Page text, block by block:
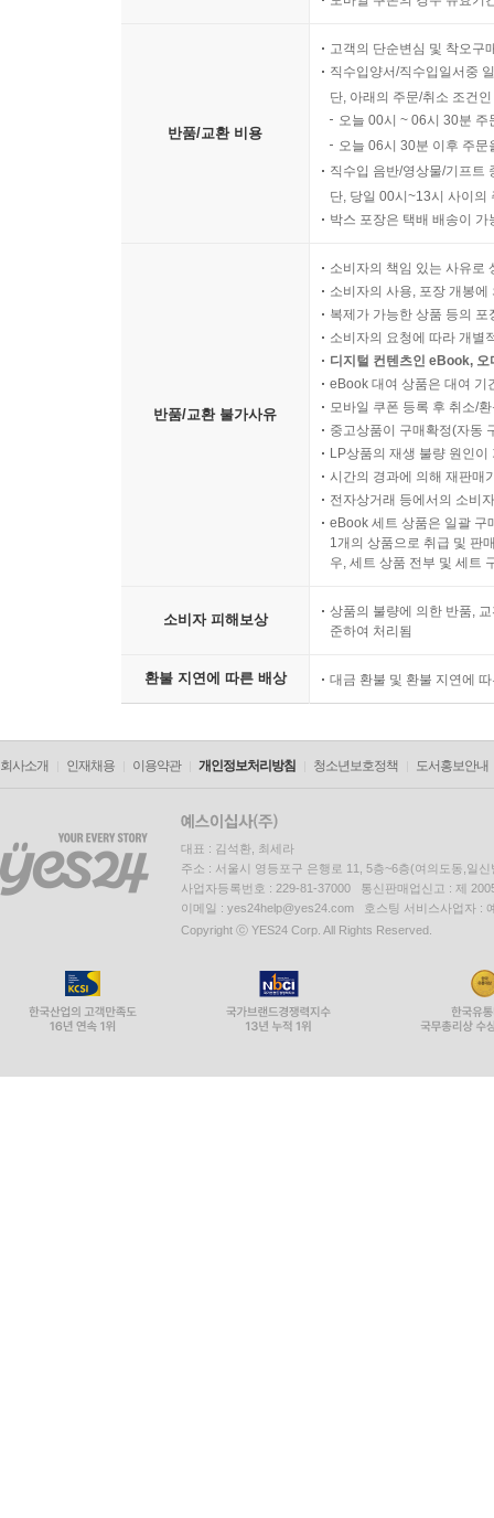
반품/교환 비용
고객의 단순변심 및 착오구
직수입양서/직수입일서중
단, 아래의 주문/취소 조건
오늘 00시 ~ 06시 30분
오늘 06시 30분 이후 주
직수입 음반/영상물/기프트
단, 당일 00시~13시 사이의
박스 포장은 택배 배송이
반품/교환 불가사유
소비자의 책임 있는 사유로
소비자의 사용, 포장 개봉
복제가 가능한 상품 등의
소비자의 요청에 따라 개별
디지털 컨텐츠인 eBook,
eBook 대여 상품은 대여 기
모바일 쿠폰 등록 후 취소/
중고상품이 구매확정(자동
LP상품의 재생 불량 원인
시간의 경과에 의해 재판매
전자상거래 등에서의 소비
eBook 세트 상품은 일괄 구
1개의 상품으로 취급 및 판
우, 세트 상품 전부 및 세트
소비자 피해보상
상품의 불량에 의한 반품,
준하여 처리됨
환불 지연에 따른 배상 대금 환불 및 환불 지연에
회사소개 인재채용 이용약관 개인정보처리방침 청소년보호정책 도서홍보안내
대표 : 김석환, 최세라
주소 : 서울시 영등포구 은행로 11, 5층~6층(여의도동,일신
사업자등록번호 : 229-81-37000 통신판매업신고 : 제
이메일 : yes24help@yes24.com 호스팅 서비스사업자 :
Copyright ⓒ YES24 Corp. All Rights Reserved.